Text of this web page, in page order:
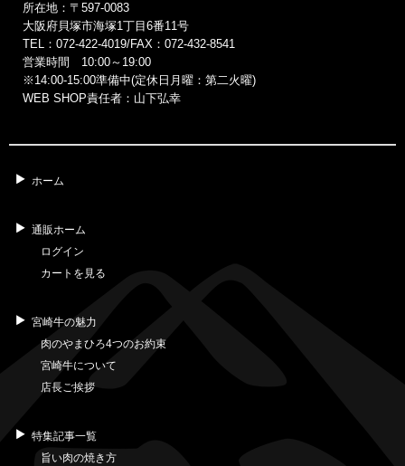
所在地：〒597-0083
大阪府貝塚市海塚1丁目6番11号
TEL：072-422-4019/FAX：072-432-8541
営業時間 10:00～19:00
※14:00‐15:00準備中(定休日月曜：第二火曜)
WEB SHOP責任者：山下弘幸
ホーム
通販ホーム
ログイン
カートを見る
宮崎牛の魅力
肉のやまひろ4つのお約束
宮崎牛について
店長ご挨拶
特集記事一覧
旨い肉の焼き方